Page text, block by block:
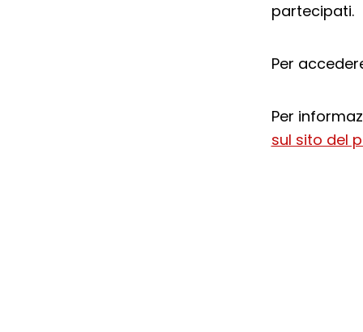
partecipati.
Per
Per
sul sito del